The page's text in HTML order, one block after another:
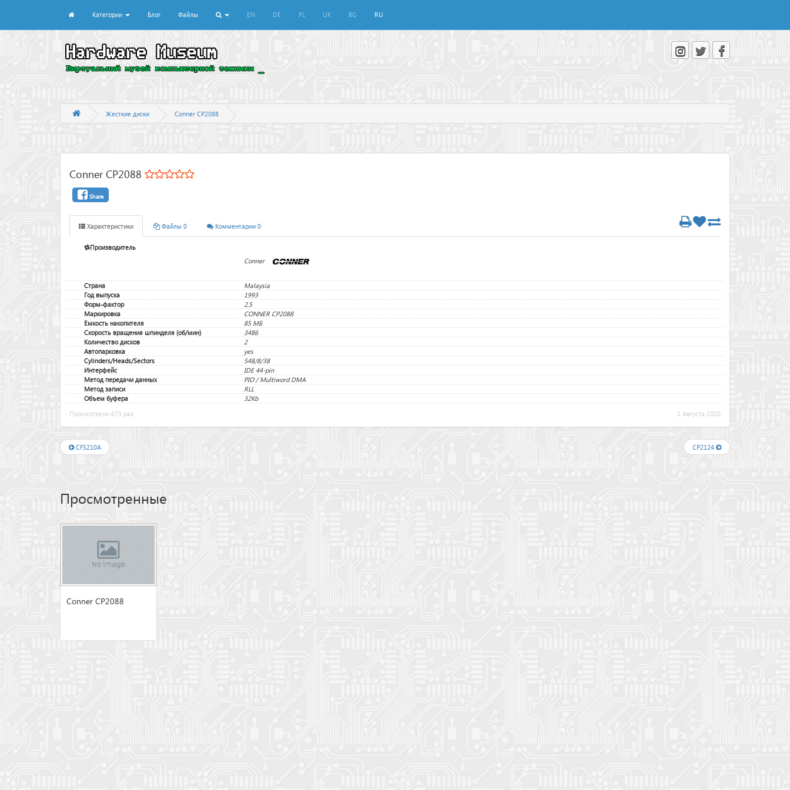
Категории Блог Файлы EN DE PL UK BG RU
Жесткие диски Conner CP2088
Conner CP2088
Share
Характеристики Файлы 0 Комментарии 0
Производитель
Conner
Страна
Malaysia
Год выпуска
1993
Форм-фактор
2,5
Маркировка
CONNER CP2088
Емкость накопителя
85 МБ
Скорость вращения шпинделя (об/мин)
3486
Количество дисков
2
Автопарковка
yes
Cylinders/Heads/Sectors
548/8/38
Интерфейс
IDE 44-pin
Метод передачи данных
PIO / Multiword DMA
Метод записи
RLL
Объем буфера
32Kb
Просмотрено 673 раз
1 Августа 2020
CFS210A CP2124
Просмотренные
Conner CP2088